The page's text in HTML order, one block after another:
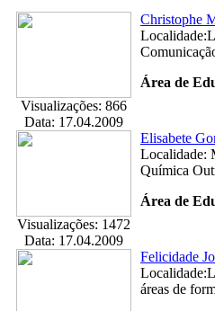
Visualizações: 866
Data: 17.04.2009
Christophe
Área de
Visualizações: 1472
Data: 17.04.2009
Elisabete
Localidade:
Química
Área de
Felicidade
áreas de